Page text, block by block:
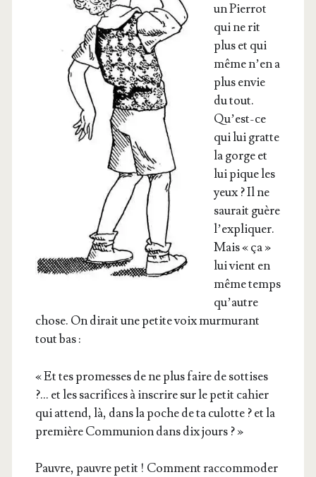
un Pier­rot
qui ne rit
plus et qui
même n’en a
plus envie
du tout.
Qu’est-ce
qui lui gratte
la gorge et
lui pique les
yeux ? Il ne
sau­rait guère
l’expliquer.
Mais « ça »
lui vient en
même temps
qu’autre
chose. On dirait une petite voix mur­mu­rant
tout bas :
« Et tes pro­messes de ne plus faire de sot­tises
?… et les sacri­fices à ins­crire sur le petit cahier
qui attend, là, dans la poche de ta culotte ? et la
pre­mière Com­mu­nion dans dix jours ? »
Pauvre, pauvre petit ! Com­ment rac­com­mo­der